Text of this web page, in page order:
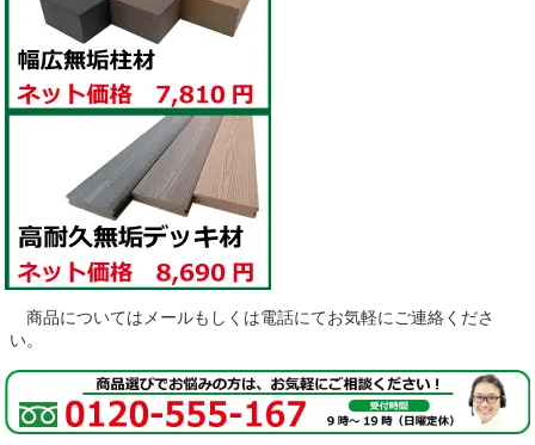
商品についてはメールもしくは電話にてお気軽にご連絡くださ
い。